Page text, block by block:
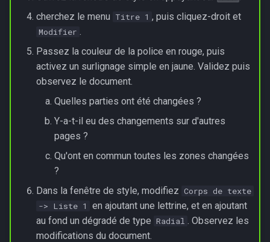
Le DOM, ou comment ça
marche en vrai !
Sélecteur de type :
Sélecteur d'identifiant :
Sélecteur d'enfants :
Sélecteurs de pseudo-
classes
Ordonnancement
Réseaux
Programmation dynamique
Recherche textuelles
Sécurisation des
communications
Calculabilité, Décidabilité
Sujets de baccalauréat
cherchez le menu Titre 1 , puis cliquez-droit et
Modifier
Passez la couleur de la police en rouge, puis
activez un surlignage simple en jaune. Validez puis
observez le document.
Quelles parties ont été changées ?
Y-a-t-il eu des changements sur d'autres
pages ?
Qu'ont en commun toutes les zones changées
?
Dans la fenêtre de style, modifiez Corps de texte
-> Liste 1
en ajoutant une lettrine, et en ajoutant
au fond un dégradé de type Radial
. Observez les
modifications du document.